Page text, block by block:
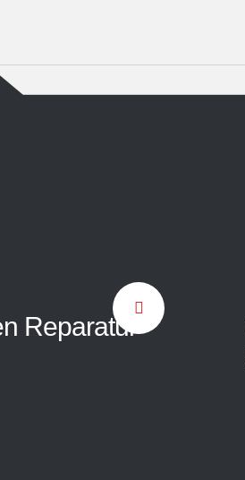
Reparatur